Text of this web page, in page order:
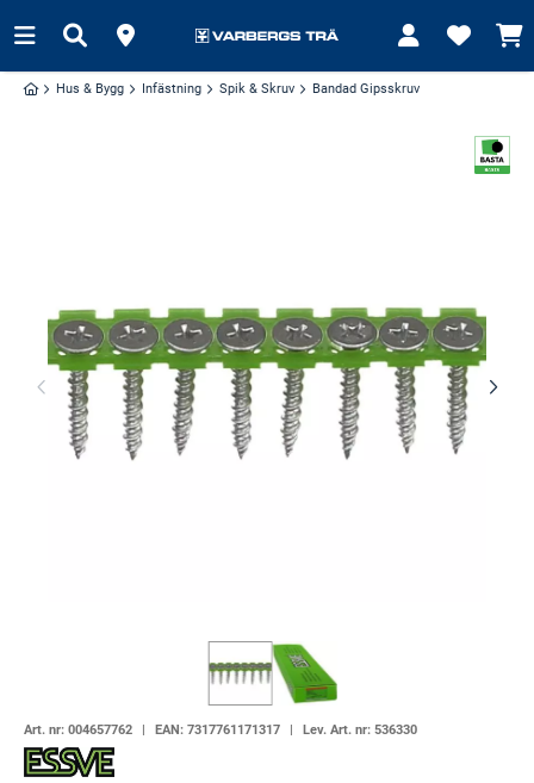
Hus & Bygg Infästning Spik & Skruv Bandad Gipsskruv
Art. nr: 004657762 EAN: 7317761171317 Lev. Art. nr: 536330